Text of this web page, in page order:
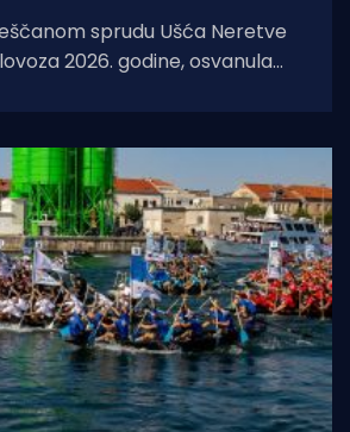
sprudu Ušća Neretve
2026. godine, osvanula